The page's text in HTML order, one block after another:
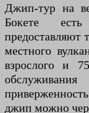
Джип-тур на
Бокете
предоставляют
местного
взрослого и
джип можно